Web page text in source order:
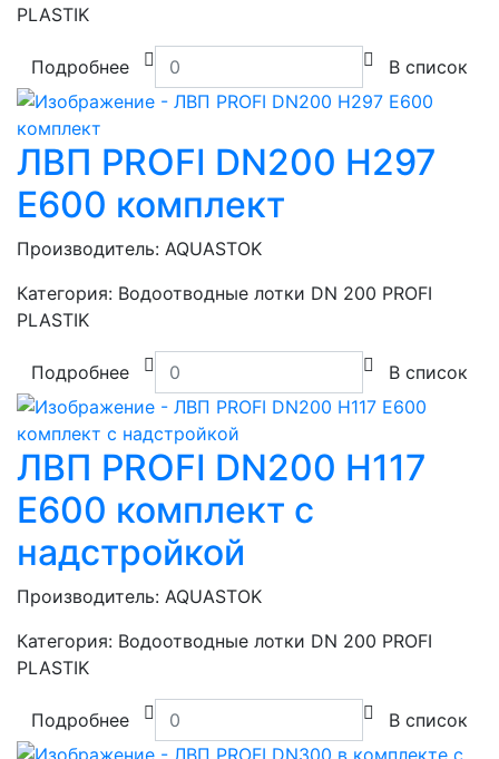
PLASTIK
Подробнее В список
ЛВП PROFI DN200 H297
E600 комплект
Производитель: AQUASTOK
Категория: Водоотводные лотки DN 200 PROFI
PLASTIK
Подробнее В список
ЛВП PROFI DN200 H117
E600 комплект с
надстройкой
Производитель: AQUASTOK
Категория: Водоотводные лотки DN 200 PROFI
PLASTIK
Подробнее В список